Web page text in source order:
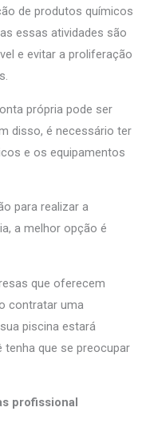
de produtos químicos
essas atividades são
e evitar a proliferação
própria pode ser
disso, é necessário ter
e os equipamentos
para realizar a
a melhor opção é
que oferecem
contratar uma
piscina estará
tenha que se preocupar
profissional